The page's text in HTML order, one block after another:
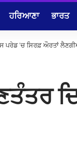
ਹਰਿਆਣਾ ਭਾਰਤ
ਪਰੇਡ ‘ਚ ਸਿਰਫ਼ ਔਰਤਾਂ